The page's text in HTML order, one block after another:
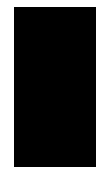
Club del Suscriptor